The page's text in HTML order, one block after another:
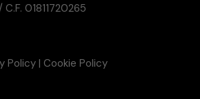
01811720265
Policy | Cookie Policy